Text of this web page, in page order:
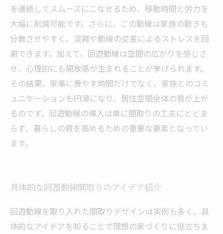
を連続してスムーズにこなせるため、移動時間と労力を
大幅に削減可能です。さらに、この動線は家族の動きも
分散させやすく、混雑や動線の交差によるストレスを回
避できます。加えて、回遊動線は空間の広がりを感じさ
せ、心理的にも開放感が生まれることが挙げられます。
その結果、家事に費やす時間だけでなく、家族とのコミ
ュニケーションも円滑になり、居住空間全体の質が上が
るのです。回遊動線の導入は単に間取りの工夫にとどま
らず、暮らしの質を高めるための重要な要素となってい
ます。
具体的な回遊動線間取りのアイデア紹介
回遊動線を取り入れた間取りデザインは実例も多く、具
体的なアイデアを知ることで理想の家づくりに役立ちま